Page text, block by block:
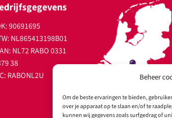
Beheer
Om de beste ervaringen te bieden,
over je apparaat op te slaan en/of te
kunnen wij gegevens zoals surfgedrag of
90691695
NL865413198B01
NL72 RABO 0331
38
RABONL2U